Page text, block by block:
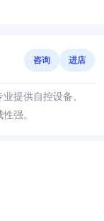
咨询 进店
提供自控设备、
强。